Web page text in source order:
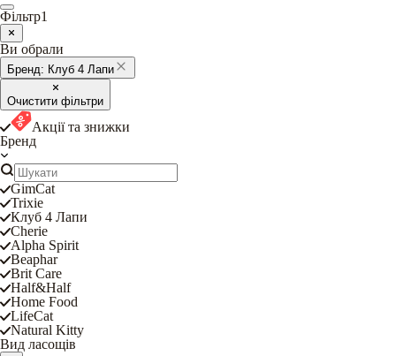
Фільтр1
Ви обрали
Бренд: Клуб 4 Лапи
Очистити фільтри
Акції та знижки
Бренд
GimCat
Trixie
Клуб 4 Лапи
Cherie
Alpha Spirit
Beaphar
Brit Care
Half&Half
Home Food
LifeCat
Natural Kitty
Вид ласощів